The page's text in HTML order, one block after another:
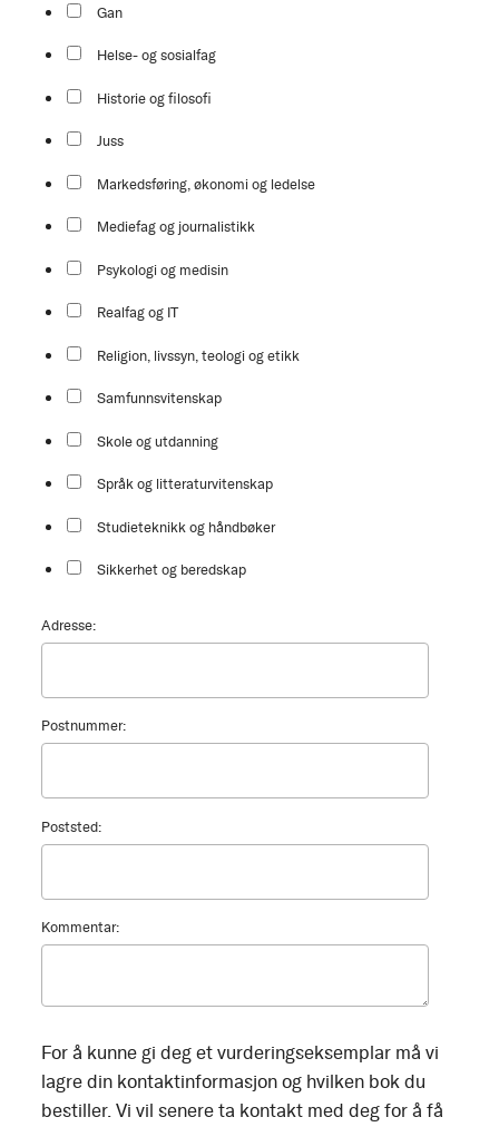
Gan
Helse- og sosialfag
Historie og filosofi
Juss
Markedsføring, økonomi og ledelse
Mediefag og journalistikk
Psykologi og medisin
Realfag og IT
Religion, livssyn, teologi og etikk
Samfunnsvitenskap
Skole og utdanning
Språk og litteraturvitenskap
Studieteknikk og håndbøker
Sikkerhet og beredskap
Adresse:
Postnummer:
Poststed:
Kommentar:
For å kunne gi deg et vurderingseksemplar må vi
lagre din kontaktinformasjon og hvilken bok du
bestiller. Vi vil senere ta kontakt med deg for å få